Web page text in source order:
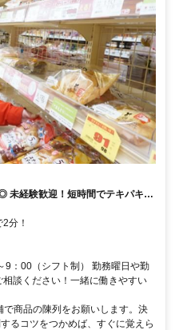
未経験歓迎！短時間でテキパキ働
分！
9：00（シフト制） 勤務曜日や勤
談ください！一緒に働きやすい
商品の陳列をお願いします。決
るコツをつかめば、すぐに覚えら